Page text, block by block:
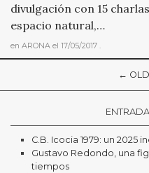
divulgación con 15
espacio natural,…
en ARONA el 17/05/2017 .
←
C.B. Icocia 1979: un 2025
Gustavo Redondo, una
tiempos